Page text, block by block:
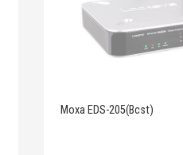
Moxa EDS-205(Bcst)